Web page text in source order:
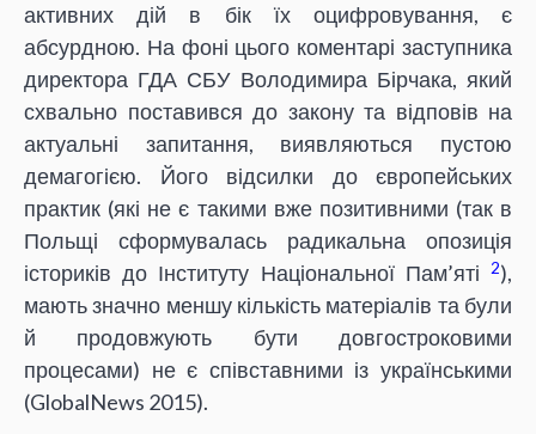
активних дій в бік їх оцифровування, є
абсурдною. На фоні цього коментарі заступника
директора ГДА СБУ Володимира Бірчака, який
схвально поставився до закону та відповів на
актуальні запитання, виявляються пустою
демагогією. Його відсилки до європейських
практик (які не є такими вже позитивними (так в
Польщі сформувалась радикальна опозиція
істориків до Інституту Національної Пам’яті
2),
мають значно меншу кількість матеріалів та були
й продовжують бути довгостроковими
процесами) не є співставними із українськими
(GlobalNews 2015).